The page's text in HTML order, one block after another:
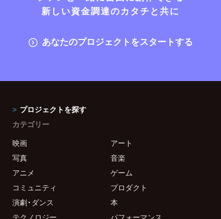
新しい資金調達のカタチと共に
あなたのプロジェクトをスタートする
プロジェクトを探す
カテゴリー
映画
アート
写真
音楽
アニメ
ゲーム
コミュニティ
プロダクト
演劇・ダンス
本